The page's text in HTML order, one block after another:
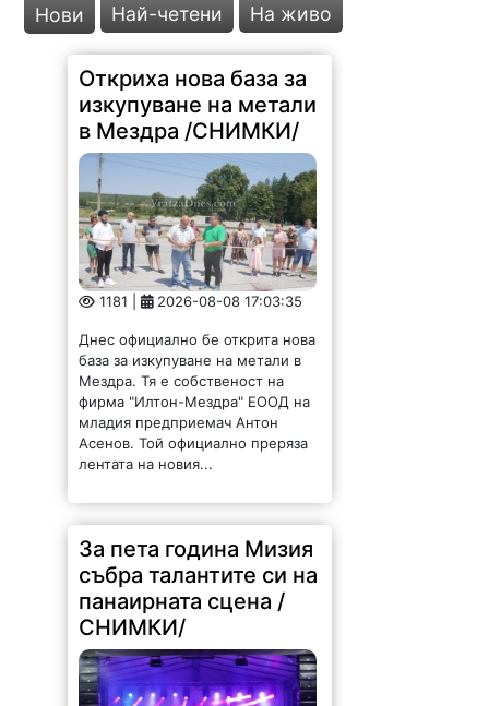
Нови Най-четени На живо
Откриха нова база за
изкупуване на метали
в Мездра /СНИМКИ/
1181 | 2026-08-08 17:03:35
Днес официално бе открита нова
база за изкупуване на метали в
фирма "Илтон-Мездра" ЕООД на
младия предприемач Антон
Асенов. Той официално преряза
лентата на новия...
събра талантите си на
панаирната сцена /
СНИМКИ/